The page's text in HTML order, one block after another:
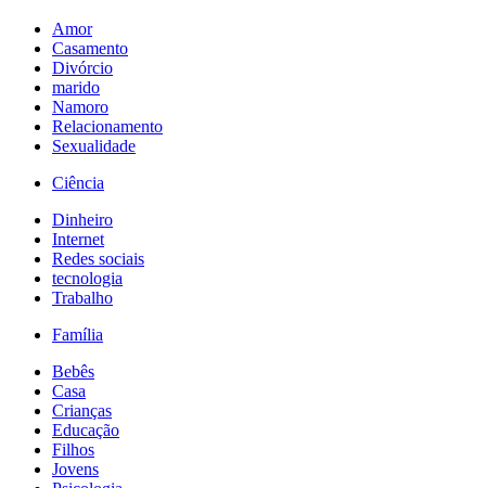
Amor
Casamento
Divórcio
marido
Namoro
Relacionamento
Sexualidade
Ciência
Dinheiro
Internet
Redes sociais
tecnologia
Trabalho
Família
Bebês
Casa
Crianças
Educação
Filhos
Jovens